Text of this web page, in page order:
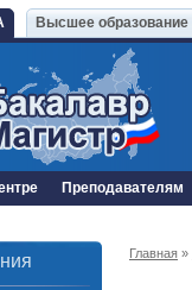
Высшее образование
Преподавателям
Главная »